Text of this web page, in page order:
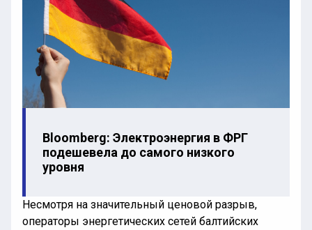
Bloomberg: Электроэнергия в ФРГ
подешевела до самого низкого
уровня
Несмотря на значительный ценовой разрыв,
операторы энергетических сетей балтийских